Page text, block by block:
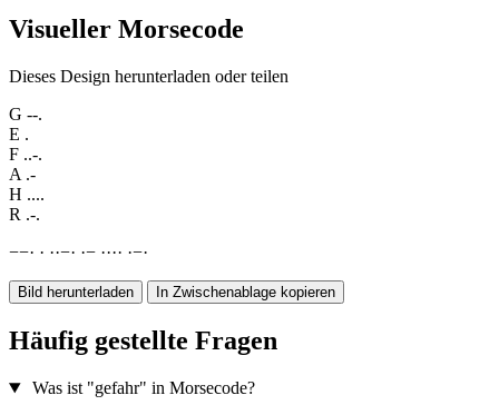
Visueller Morsecode
Dieses Design herunterladen oder teilen
G --.
E .
F ..-.
A .-
H ....
R .-.
−−· · ··−· ·− ···· ·−·
Bild herunterladen In Zwischenablage kopieren
Häufig gestellte Fragen
Was ist "gefahr" in Morsecode?